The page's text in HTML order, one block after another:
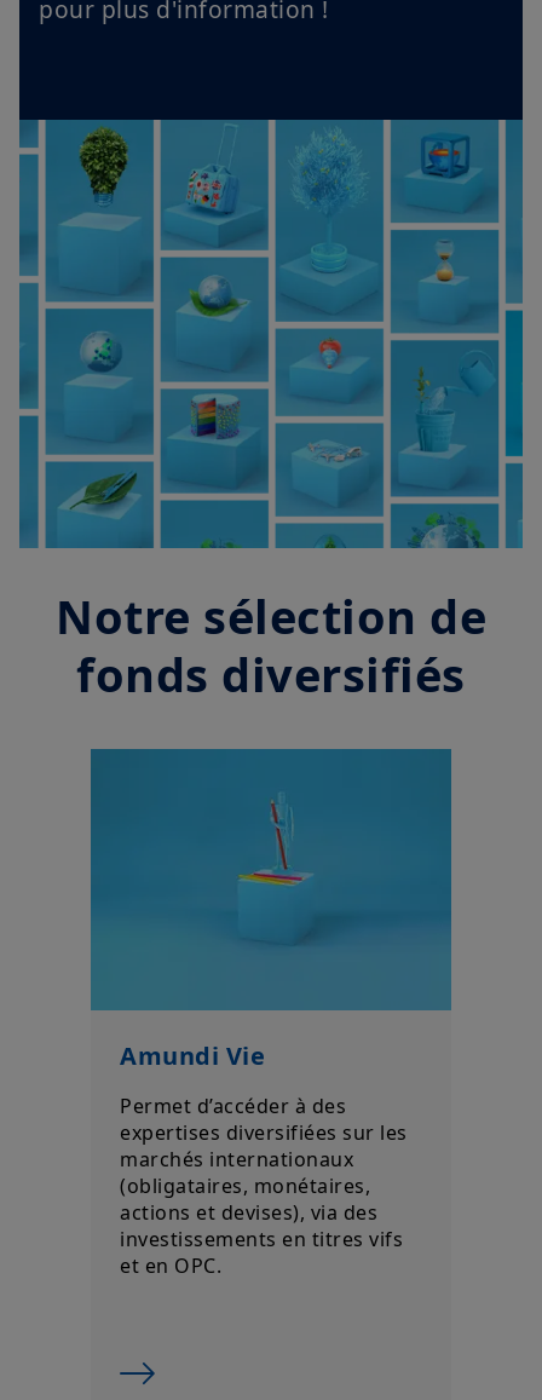
pour plus d'information !
Notre sélection de
fonds diversifiés
Amundi Vie
Permet d’accéder à des
expertises diversifiées sur les
marchés internationaux
(obligataires, monétaires,
actions et devises), via des
investissements en titres vifs
et en OPC.